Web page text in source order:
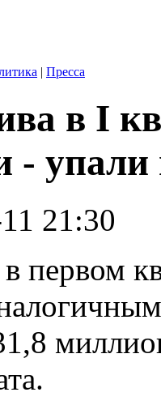
| Пресса
в I
-
21:30
первом